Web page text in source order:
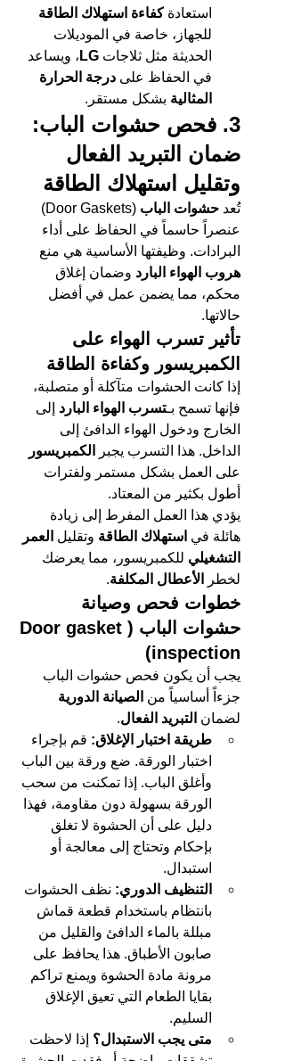
استعادة كفاءة استهلاك الطاقة
للجهاز، خاصة في الموديلات
الحديثة مثل ثلاجات LG ، ويساعد
في الحفاظ على درجة الحرارة
المثالية بشكل مستقر.
3. فحص حشوات الباب:
ضمان التبريد الفعال
وتقليل استهلاك الطاقة
تُعد حشوات الباب
(Door Gaskets)
عنصراً حاسماً في الحفاظ على أداء
البرادات. وظيفتها الأساسية هي منع
هروب الهواء البارد وضمان إغلاق
محكم، مما يضمن عمل في أفضل
حالاتها.
تأثير تسرب الهواء على
الكمبريسور وكفاءة الطاقة
إذا كانت الحشوات متآكلة أو متصلبة،
فإنها تسمح بـتسرب الهواء البارد إلى
الخارج ودخول الهواء الدافئ إلى
الداخل. هذا التسرب يجبر
الكمبريسور
على العمل بشكل مستمر ولفترات
أطول بكثير من المعتاد.
يؤدي هذا العمل المفرط إلى زيادة
هائلة في استهلاك الطاقة وتقليل العمر
التشغيلي للكمبريسور، مما يعرضك
لخطر
الأعطال المكلفة.
خطوات فحص وصيانة
حشوات الباب (Door gasket
inspection)
يجب أن يكون فحص حشوات الباب
جزءاً أساسياً من الصيانة الدورية
لضمان التبريد الفعال.
طريقة اختبار الإغلاق: قم بإجراء
اختبار الورقة. ضع ورقة بين الباب
وأغلق الباب. إذا تمكنت من سحب
الورقة بسهولة دون مقاومة، فهذا
دليل على أن الحشوة لا تغلق
بإحكام وتحتاج إلى معالجة أو
استبدال.
التنظيف الدوري: نظف الحشوات
بانتظام باستخدام قطعة قماش
مبللة بالماء الدافئ والقليل من
صابون الأطباق. هذا يحافظ على
مرونة مادة الحشوة ويمنع تراكم
بقايا الطعام التي تعيق الإغلاق
السليم.
متى يجب الاستبدال؟ إذا لاحظت